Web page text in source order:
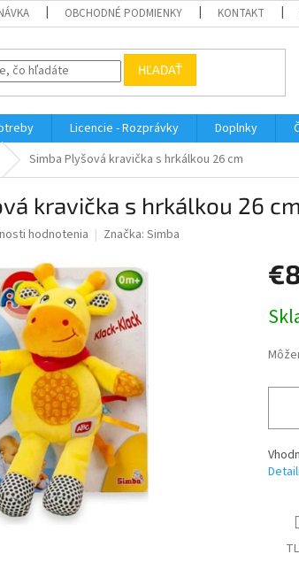
OBCHODNÉ PODMIENKY KONTAKT
HĽADAŤ
Licencie - Rozprávky Doplnky
Simba Plyšová kravička s hrkálkou 26 cm
kravička s hrkálkou 26 cm
hodnotenia Značka: Simba
€8
cena: